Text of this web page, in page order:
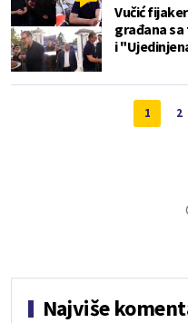
Vučić
građana
i
1 2
Najviše